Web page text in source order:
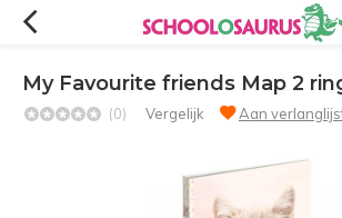
My Favourite friends Map 2
(0) Vergelijk Aan